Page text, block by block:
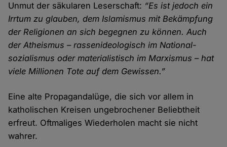
Unmut der säkularen Leser­schaft: “Es ist jedoch ein
Irr­tum zu glauben, dem Islamismus mit Bekämpfung
der Religionen an sich begegnen zu können. Auch
der Atheismus – rassen­ideologisch im National­
sozialismus oder materialistisch im Marxismus – hat
viele Millionen Tote auf dem Gewissen.”
Eine alte Propaganda­lüge, die sich vor allem in
katholischen Kreisen unge­brochener Beliebt­heit
erfreut. Oftmaliges Wieder­holen macht sie nicht
wahrer.